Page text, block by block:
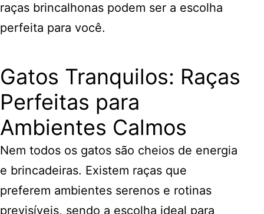
raças brincalhonas podem ser a escolha
perfeita para você.
Gatos Tranquilos: Raças
Perfeitas para
Ambientes Calmos
Nem todos os gatos são cheios de energia
e brincadeiras. Existem raças que
preferem ambientes serenos e rotinas
previsíveis, sendo a escolha ideal para